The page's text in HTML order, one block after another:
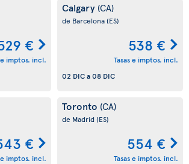
€
e imptos. incl.
Calgary (CA)
de Barcelona(ES)
538 €
Tasas e imptos. incl.
02 DICa08 DIC
€
e imptos. incl.
Toronto (CA)
de Madrid(ES)
554 €
Tasas e imptos. incl.